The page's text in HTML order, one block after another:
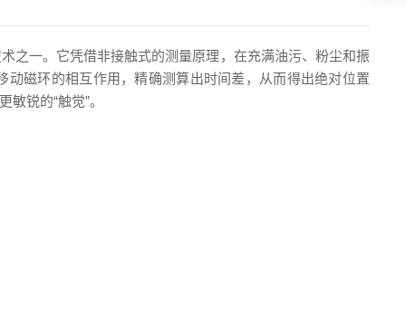
之一。它凭借非接触式的测量原理，在充满油污、粉尘和振
磁环的相互作用，精确测算出时间差，从而得出绝对位置
锐的“触觉”。